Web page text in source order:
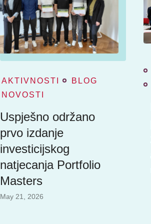
AKTIVNOSTI
BLOG
NOVOSTI
Uspješno održano
prvo izdanje
investicijskog
natjecanja Portfolio
Masters
May 21, 2026